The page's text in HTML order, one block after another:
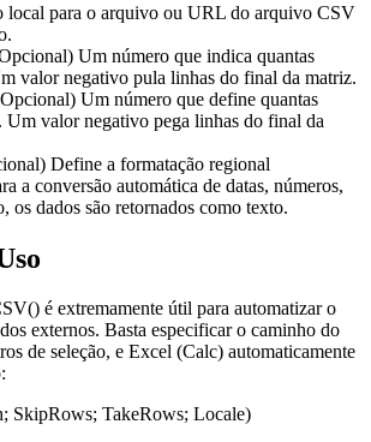
local para o arquivo ou URL do arquivo CSV
Um número que indica quantas
valor negativo pula linhas do final da matriz.
Um número que define quantas
Um valor negativo pega linhas do final da
Define a formatação regional
a conversão automática de datas, números,
os dados são retornados como texto.
é extremamente útil para automatizar o
externos. Basta especificar o caminho do
de seleção, e Excel (Calc) automaticamente
; SkipRows; TakeRows; Locale)